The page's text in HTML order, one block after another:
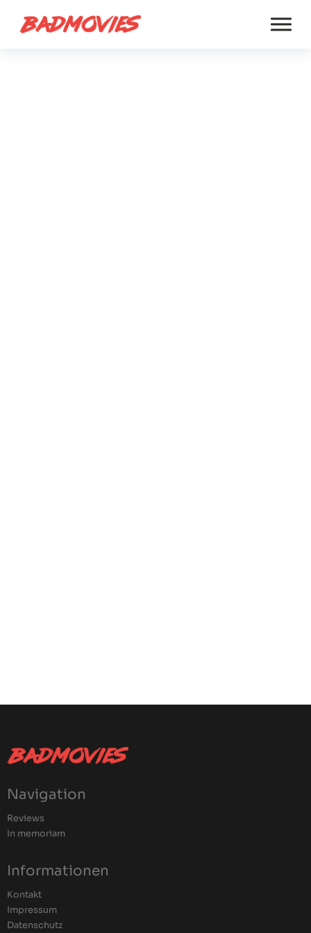
Navigation
Reviews
In memoriam
Informationen
Kontakt
Impressum
Datenschutz